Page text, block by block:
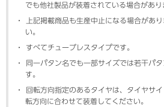
でも他社製品が装着されている場合があり
上記掲載商品も生産中止になる場合があ
い。
すべてチューブレスタイプです。
同一パタン名でも一部サイズでは若干パ
す。
回転方向指定のあるタイヤは、タイヤサ
転方向に合わせて装着してください。